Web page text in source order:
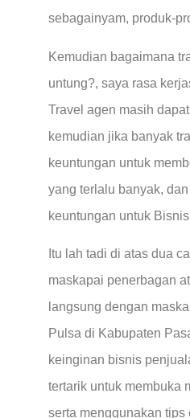
sebagainyam, produk-
Kemudian bagaimana
untung?, saya rasa
Travel agen masih
kemudian jika banyak
keuntungan untuk
yang terlalu banyak,
keuntungan untuk
Itu lah tadi di atas dua
maskapai penerbagan
langsung dengan
Pulsa di Kabupaten
keinginan bisnis
tertarik untuk membuka
serta menggunakan